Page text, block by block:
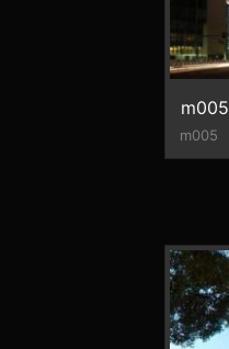
m005
m005